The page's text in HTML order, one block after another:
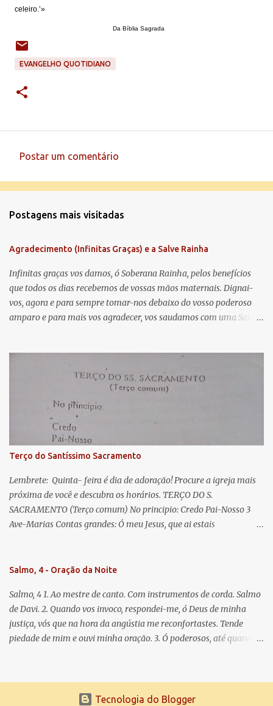
celeiro.’»
Da Bíblia Sagrada
EVANGELHO QUOTIDIANO
e
t
á
r
i
o
Postar um comentário
Postagens mais visitadas
Agradecimento (Infinitas Graças) e a Salve Rainha
Infinitas graças vos damos, ó Soberana Rainha, pelos benefícios
que todos os dias recebemos de vossas mãos maternais. Dignai-
vos, agora e para sempre tomar-nos debaixo do vosso poderoso
amparo e para mais vos agradecer, vos saudamos com uma Salve
lágrimas. Eia, pois, Advogada nossa, estes vossos olhos
misericordiosos a nós volvei, e depois deste desterro, mostrai-nos
Jesus. Bendito é o fruto do vosso ventre, ó clemente, ó piedosa, ó
doce e sempre Virgem Maria. Rogai por nós Santa Mãe de Deus.
Para que sejamos dignos das promessas de Cristo. Amém.
Terço do Santíssimo Sacramento
Lembrete: Quinta- feira é dia de adoração! Procure a igreja mais
próxima de você e descubra os horários. TERÇO DO S.
SACRAMENTO (Terço comum) No principio: Credo Pai-Nosso 3
Ave-Marias Contas grandes: Ó meu Jesus, que ai estais
Vós morra eu! Nas contas pequenas: Sacramento de Amor!
que nos salva, dá-nos Vossa força, Vosso perdão e a Vossa
misericórdia. (no fim) Rezar 3 vezes: Louvores e graças se deem a
cada momento ao Santíssimo e Diviníssimo Sacramento.
Salmo, 4 - Oração da Noite
Salmo, 4 1. Ao mestre de canto. Com instrumentos de corda. Salmo
de Davi. 2. Quando vos invoco, respondei-me, ó Deus de minha
justiça, vós que na hora da angústia me reconfortastes. Tende
piedade de mim e ouvi minha oração. 3. Ó poderosos, até quando
o Senhor me ouviu quando o invoquei. 5. Tremei, mas sem pecar;
refleti em vossos corações, quando estiverdes em vossos leitos, e
Tecnologia do Blogger